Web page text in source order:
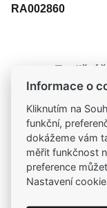
RA002860
Tradiční
Už od roku
Široký
Na našem
Garance
Informace o
Kliknutím na
funkční,
dokážeme vám
měřit funkčnost
preference
Nastavení